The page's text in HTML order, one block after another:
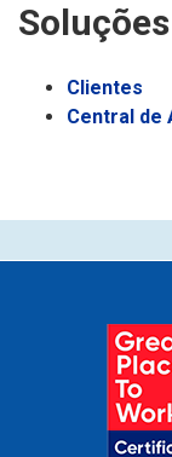
para
busca
Clientes
Central de